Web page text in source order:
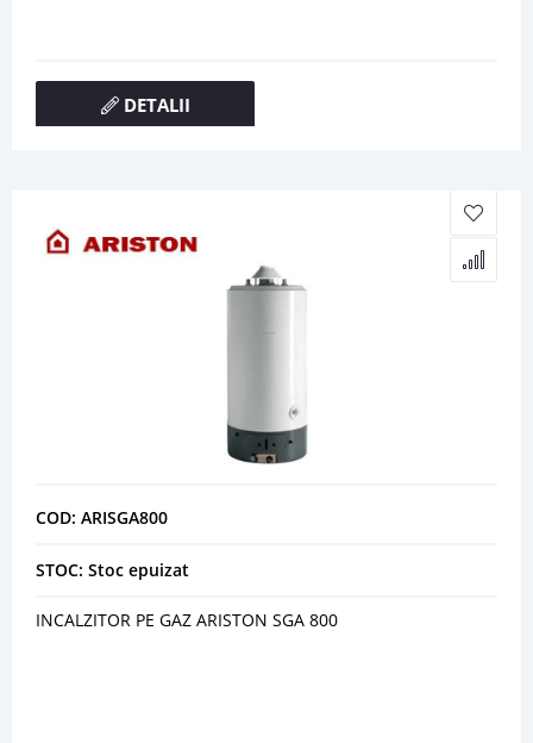
DETALII
COD: ARISGA800
STOC: Stoc epuizat
INCALZITOR PE GAZ ARISTON SGA 800